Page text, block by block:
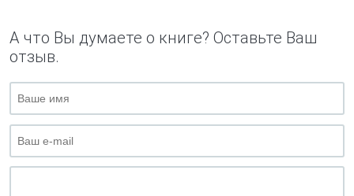
А что Вы думаете о книге? Оставьте Ваш
отзыв.